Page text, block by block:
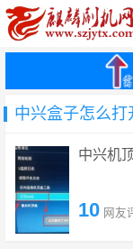
中兴盒子怎么打
中兴机
10 网友